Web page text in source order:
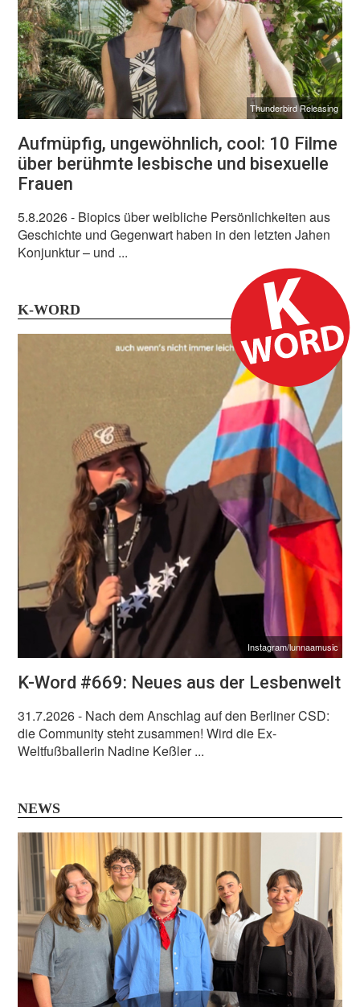
Thunderbird Releasing
Aufmüpfig, ungewöhnlich, cool: 10 Filme
über berühmte lesbische und bisexuelle
Frauen
5.8.2026- Biopics über weibliche Persönlichkeiten aus
Geschichte und Gegenwart haben in den letzten Jahen
Konjunktur – und ...
K-WORD
Instagram/lunnaamusic
K-Word #669: Neues aus der Lesbenwelt
31.7.2026- Nach dem Anschlag auf den Berliner CSD:
die Community steht zusammen! Wird die Ex-
Weltfußballerin Nadine Keßler ...
NEWS